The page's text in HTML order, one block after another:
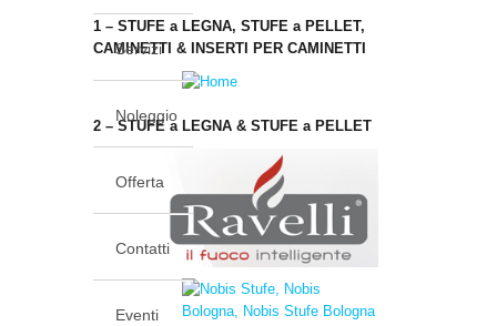
Servizi
Noleggio
Offerta
Contatti
Eventi
1 – STUFE a LEGNA, STUFE a PELLET,
CAMINETTI & INSERTI PER CAMINETTI
2 – STUFE a LEGNA & STUFE a PELLET